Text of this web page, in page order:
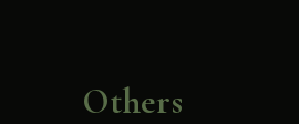
Others